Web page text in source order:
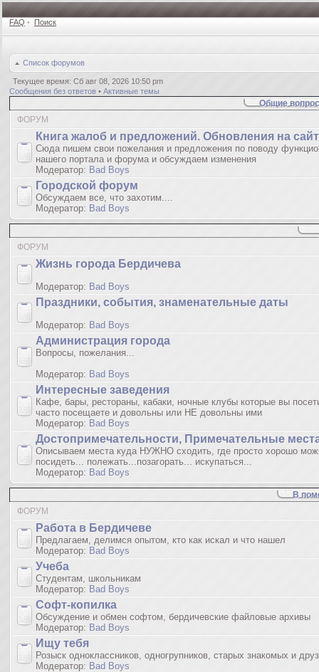
FAQ • Поиск
Список форумов
Текущее время: Сб авг 08, 2026 10:50 pm
Сообщения без ответов • Активные темы
Общие
ФОРУМ
Книгa жалoб и пpедлoжeний. Обновления на
Сюда пишем свои пожелания и предложения по поводу
нашего портала и форума и обсуждаем изменения
Модератор: Bad Boys
Городской форум
Обсуждаем все, что захотим....
Модератор: Bad Boys
ФОРУМ
Жизнь города Бердичева
Модератор: Bad Boys
Праздники, события, знаменательные даты
Модератор: Bad Boys
Администрация города
Вопросы, пожелания...
Модератор: Bad Boys
Интересные заведения
Кафе, бары, рестораны, кабаки, ночные клубы которые вы
часто посещаете и довольны или НЕ довольны ими
Модератор: Bad Boys
Достопримечательности, Примечательные
Описываем места куда НУЖНО сходить, где просто хорошо
посидеть... полежать...позагорать... искупаться...
Модератор: Bad Boys
В
ФОРУМ
Работа в Бердичеве
Предлагаем, делимся опытом, кто как искал и что нашел
Модератор: Bad Boys
Учеба
Студентам, школьникам
Модератор: Bad Boys
Софт-копилка
Обсуждение и обмен софтом, бердичевские файловые архивы
Модератор: Bad Boys
Ищу тебя
Розыск одноклассников, одногрупников, старых знакомых и
Модератор: Bad Boys